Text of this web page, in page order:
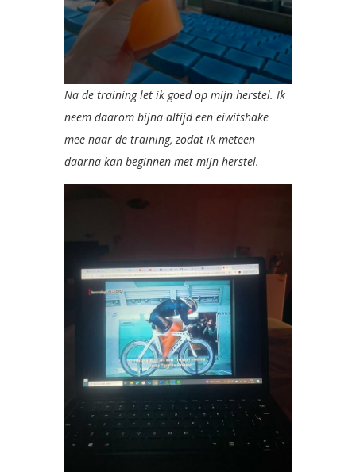
Na de training let ik goed op mijn herstel. Ik
neem daarom bijna altijd een eiwitshake
mee naar de training, zodat ik meteen
daarna kan beginnen met mijn herstel.